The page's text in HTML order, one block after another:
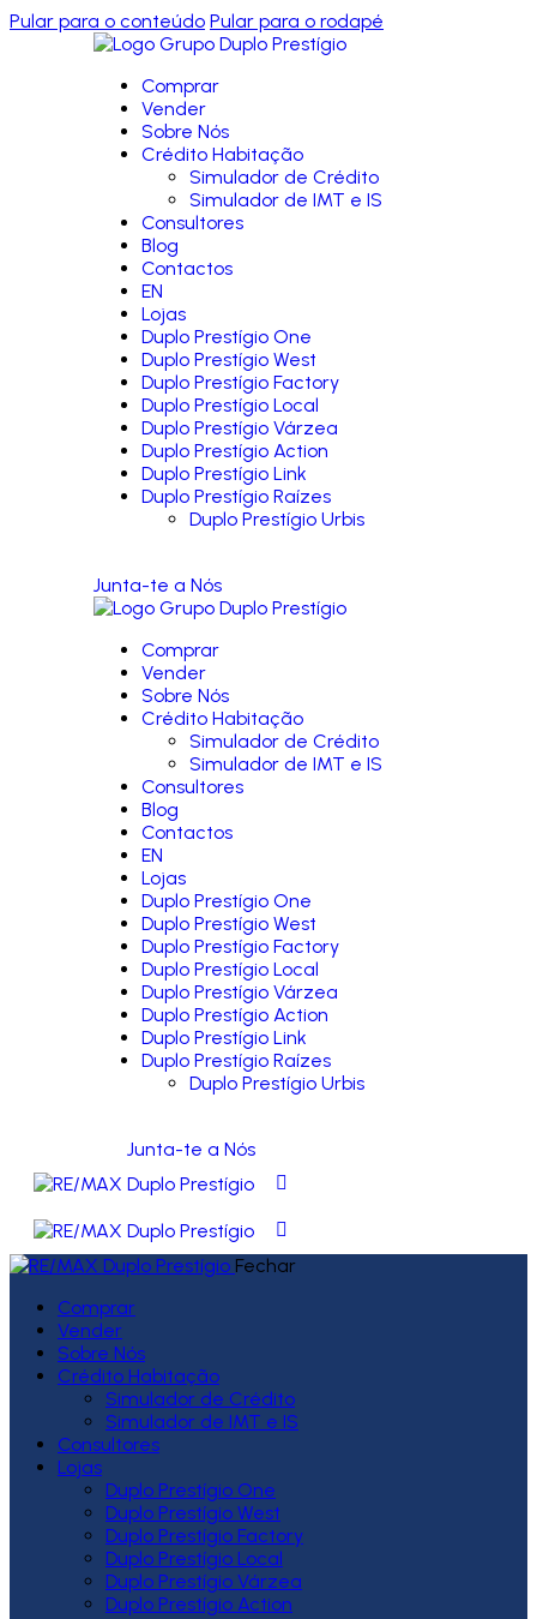
Pular para o conteúdo Pular para o rodapé
Comprar
Vender
Sobre Nós
Crédito Habitação
Simulador de Crédito
Simulador de IMT e IS
Consultores
Blog
Contactos
EN
Lojas
Duplo Prestígio One
Duplo Prestígio West
Duplo Prestígio Factory
Duplo Prestígio Local
Duplo Prestígio Várzea
Duplo Prestígio Action
Duplo Prestígio Link
Duplo Prestígio Raízes
Duplo Prestígio Urbis
Junta-te a Nós
Comprar
Vender
Sobre Nós
Crédito Habitação
Simulador de Crédito
Simulador de IMT e IS
Consultores
Blog
Contactos
EN
Lojas
Duplo Prestígio One
Duplo Prestígio West
Duplo Prestígio Factory
Duplo Prestígio Local
Duplo Prestígio Várzea
Duplo Prestígio Action
Duplo Prestígio Link
Duplo Prestígio Raízes
Duplo Prestígio Urbis
Junta-te a Nós
Fechar
Comprar
Vender
Sobre Nós
Crédito Habitação
Simulador de Crédito
Simulador de IMT e IS
Consultores
Lojas
Duplo Prestígio One
Duplo Prestígio West
Duplo Prestígio Factory
Duplo Prestígio Local
Duplo Prestígio Várzea
Duplo Prestígio Action